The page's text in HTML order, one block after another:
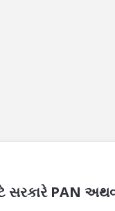
સરકારે PAN